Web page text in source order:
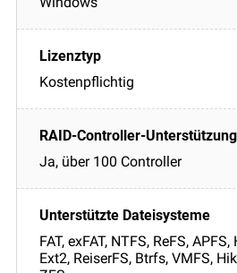
Kostenpflichtig
Ja, über 100 Controller
FAT, exFAT, NTFS, ReFS,
Ext2, ReiserFS, Btrfs, VMFS,